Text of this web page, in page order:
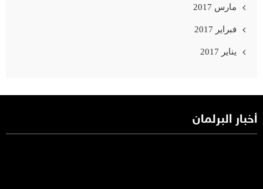
مارس 2017
فبراير 2017
يناير 2017
أخبار البرلمان